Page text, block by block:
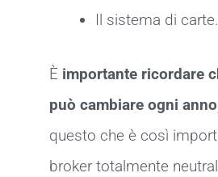
Il sistema di carte.
È importante ricordare
può cambiare ogni
questo che è così
broker totalmente